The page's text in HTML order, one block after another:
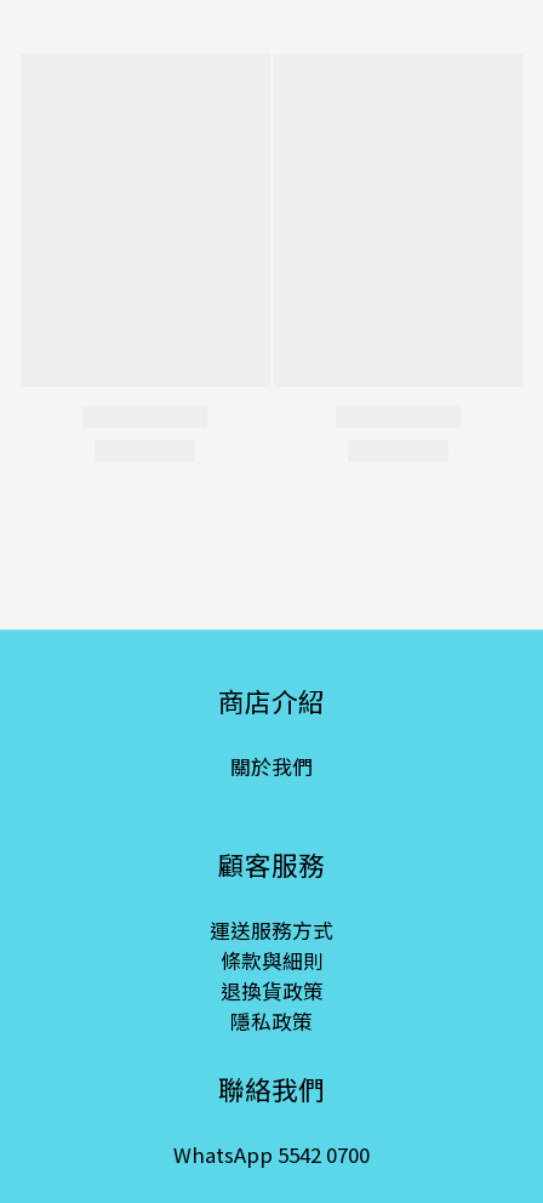
商店介紹
關於我們
顧客服務
運送服務方式
條款與細則
退換貨政策
隱私政策
聯絡我們
WhatsApp 5542 0700